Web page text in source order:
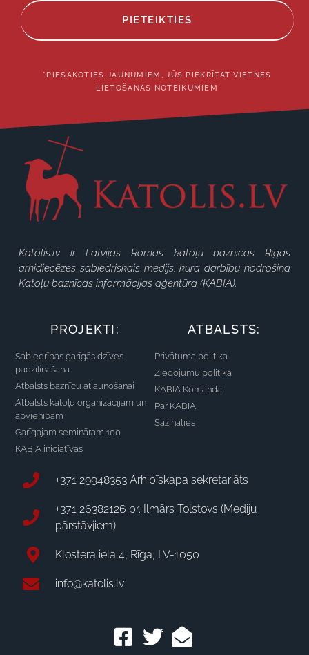
PIETEIKTIES
*PIESAKOTIES JAUNUMIEM, JŪS PIEKRĪTAT VIETNES
LIETOŠANAS NOTEIKUMIEM
Katolis.lv ir Latvijas Romas katoļu baznīcas Rīgas
arhidiecēzes sabiedriskais medijs, kura darbību nodrošina
Katoļu baznīcas informācijas aģentūra (KABIA).
PROJEKTI:
Sabiedrības garīgās dzīves
padziļināšana
Atbalsts baznīcu atjaunošanai
Atbalsts katoļu organizācijām un
apvienībām
Garīgajam semināram 100
KABIA iniciatīvas
ATBALSTS:
Privātuma politika
Ziedojumu politika
KABIA Komanda
Par KABIA
Sazināties
+371 29948353 Arhibīskapa sekretariāts
+371 26382126 pr. Ilmārs Tolstovs (Mediju
pārstāvjiem)
Klostera iela 4, Rīga, LV-1050
info@katolis.lv